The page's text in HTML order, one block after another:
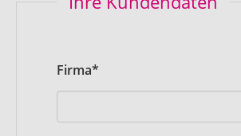
Pflichtfeld
Firma*